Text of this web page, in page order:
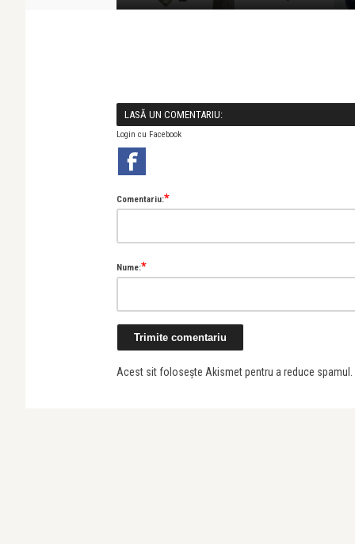
LASĂ UN COMENTARIU:
Login cu Facebook
Comentariu:*
Nume:*
Acest sit folosește Akismet pentru a reduce spamul.